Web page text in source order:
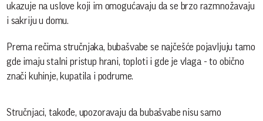
ukazuje na uslove koji im omogućavaju da se brzo razmnožavaju
i sakriju u domu.
Prema rečima stručnjaka, bubašvabe se najčešće pojavljuju tamo
gde imaju stalni pristup hrani, toploti i gde je vlaga - to obično
znači kuhinje, kupatila i podrume.
Stručnjaci, takođe, upozoravaju da bubašvabe nisu samo